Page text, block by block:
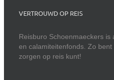
VERTROUWD OP REIS
Reisburo Schoenmaeckers is
en calamiteitenfonds. Zo
zorgen op reis kunt!